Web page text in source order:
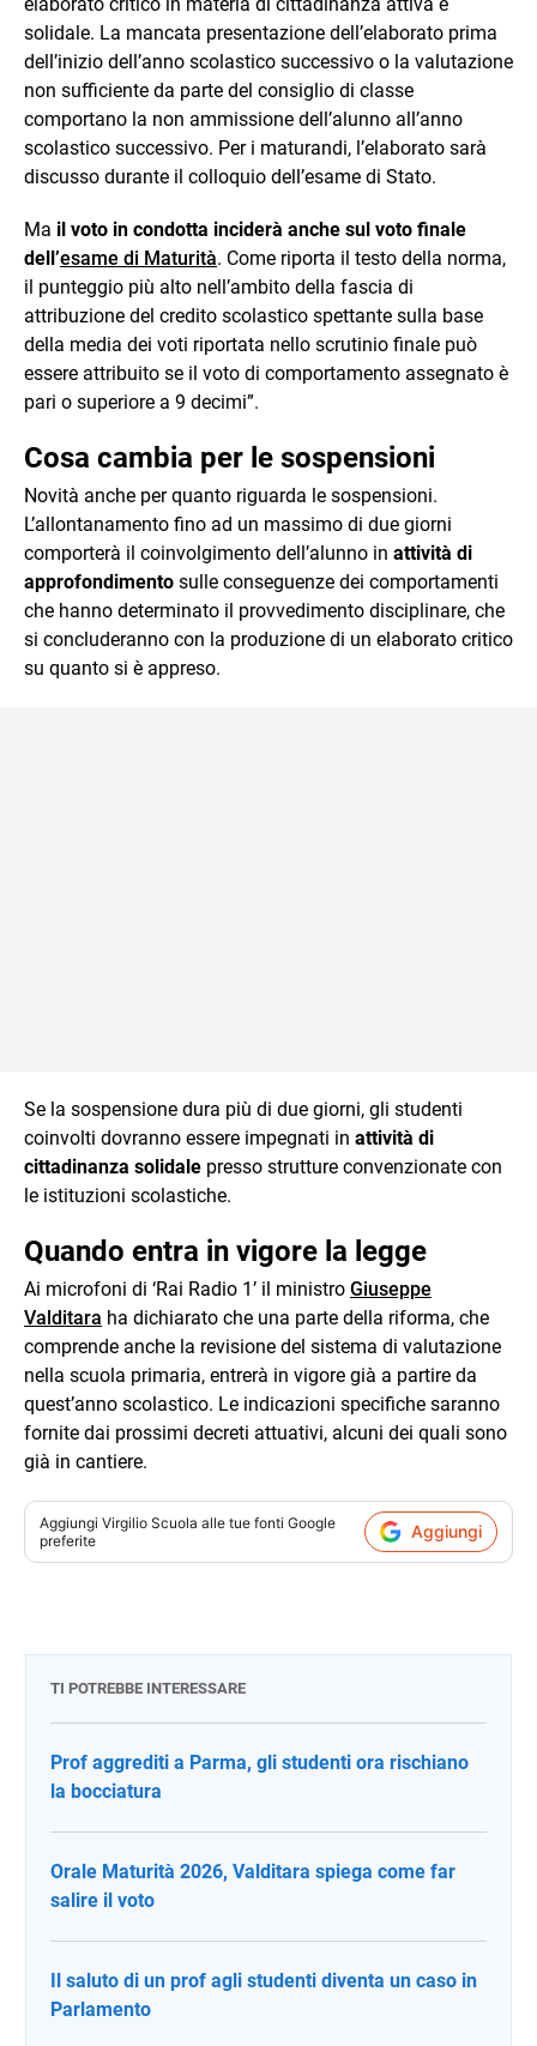
solidale. La mancata presentazione dell’elaborato prima
dell’inizio dell’anno scolastico successivo o la valutazione
non sufficiente da parte del consiglio di classe
comportano la non ammissione dell’alunno all’anno
scolastico successivo. Per i maturandi, l’elaborato sarà
discusso durante il colloquio dell’esame di Stato.
Ma il voto in condotta inciderà anche sul voto finale
dell’esame di Maturità. Come riporta il testo della norma,
il punteggio più alto nell’ambito della fascia di
attribuzione del credito scolastico spettante sulla base
della media dei voti riportata nello scrutinio finale può
essere attribuito se il voto di comportamento assegnato è
pari o superiore a 9 decimi”.
Cosa cambia per le sospensioni
Novità anche per quanto riguarda le sospensioni.
L’allontanamento fino ad un massimo di due giorni
comporterà il coinvolgimento dell’alunno in attività di
approfondimento sulle conseguenze dei comportamenti
che hanno determinato il provvedimento disciplinare, che
si concluderanno con la produzione di un elaborato critico
su quanto si è appreso.
Se la sospensione dura più di due giorni, gli studenti
coinvolti dovranno essere impegnati in attività di
cittadinanza solidale presso strutture convenzionate con
le istituzioni scolastiche.
Quando entra in vigore la legge
Ai microfoni di ‘Rai Radio 1’ il ministro Giuseppe
Valditara ha dichiarato che una parte della riforma, che
comprende anche la revisione del sistema di valutazione
nella scuola primaria, entrerà in vigore già a partire da
quest’anno scolastico. Le indicazioni specifiche saranno
fornite dai prossimi decreti attuativi, alcuni dei quali sono
già in cantiere.
Aggiungi Virgilio Scuola alle tue fonti Google
preferite
Aggiungi
TI POTREBBE INTERESSARE
Prof aggrediti a Parma, gli studenti ora rischiano
la bocciatura
Orale Maturità 2026, Valditara spiega come far
salire il voto
Il saluto di un prof agli studenti diventa un caso in
Parlamento